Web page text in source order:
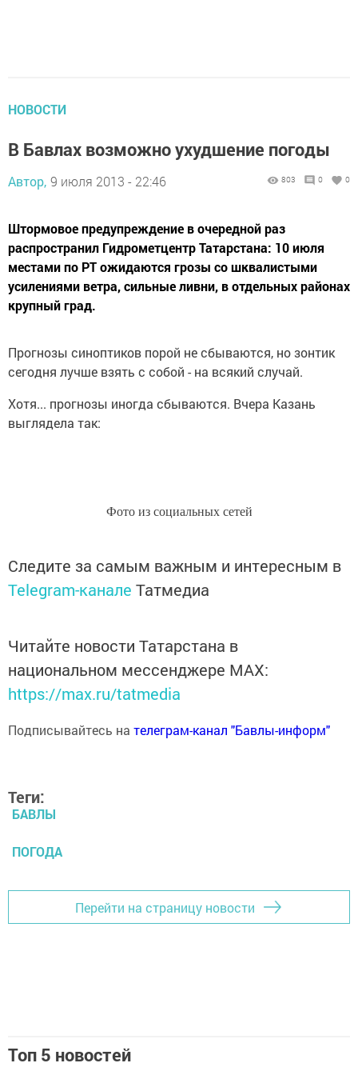
НОВОСТИ
В Бавлах возможно ухудшение погоды
Автор, 9 июля 2013 - 22:46 803 0 0
Штормовое предупреждение в очередной раз
распространил Гидрометцентр Татарстана: 10 июля
местами по РТ ожидаются грозы со шквалистыми
усилениями ветра, сильные ливни, в отдельных районах
крупный град.
Прогнозы синоптиков порой не сбываются, но зонтик
сегодня лучше взять с собой - на всякий случай.
Хотя... прогнозы иногда сбываются. Вчера Казань
выглядела так:
Фото из социальных сетей
Следите за самым важным и интересным в
Telegram-канале Татмедиа
Читайте новости Татарстана в
национальном мессенджере MАХ:
https://max.ru/tatmedia
Подписывайтесь на телеграм-канал "Бавлы-информ"
Теги:
БАВЛЫ
ПОГОДА
Перейти на страницу новости
Топ 5 новостей